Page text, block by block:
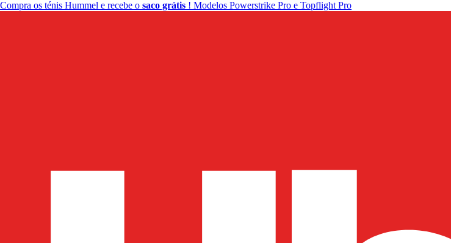
Compra os ténis Hummel e recebe o saco grátis ! Modelos Powerstrike Pro e Topflight Pro